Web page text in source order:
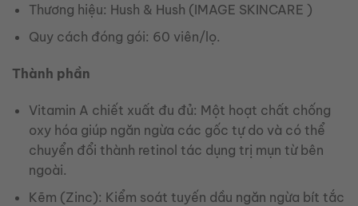
Thương hiệu: Hush & Hush (IMAGE SKINCARE )
Quy cách đóng gói: 60 viên/lọ.
Thành phần
Vitamin A chiết xuất đu đủ: Một hoạt chất chống
oxy hóa giúp ngăn ngừa các gốc tự do và có thể
chuyển đổi thành retinol tác dụng trị mụn từ bên
ngoài.
Kẽm (Zinc): Kiểm soát tuyến dầu ngăn ngừa bít tắc